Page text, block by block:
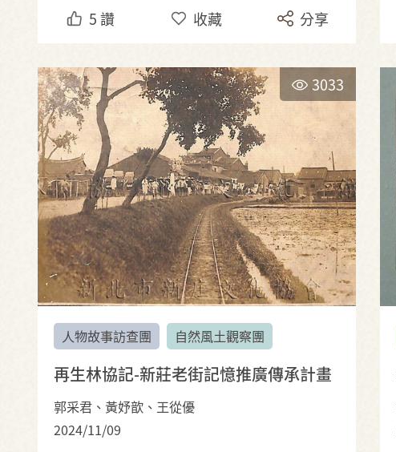
5讚 收藏 分享
3033
人物故事訪查團 自然風土觀察團
再生林協記-新莊老街記憶推廣傳承計畫
郭采君、黃妤歆、王從優
2024/11/09